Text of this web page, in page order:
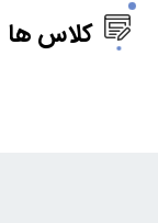
کلاس ها